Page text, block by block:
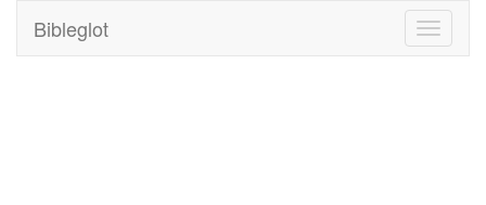
Toggle
Bibleglot